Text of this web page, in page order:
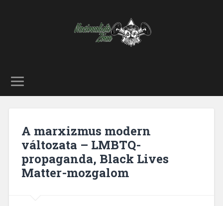
A marxizmus modern
változata – LMBTQ-
propaganda, Black Lives
Matter-mozgalom